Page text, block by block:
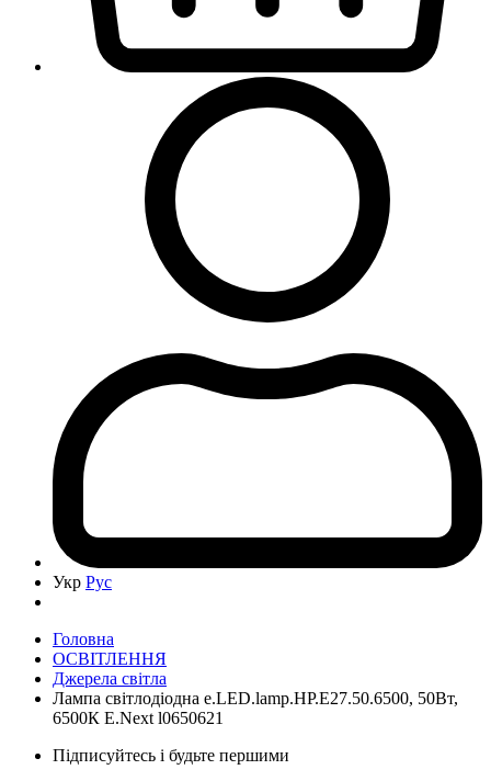
Укр Рус
Головна
ОСВІТЛЕННЯ
Джерела світла
Лампа світлодіодна e.LED.lamp.HP.E27.50.6500, 50Вт,
6500К E.Next l0650621
Підписуйтесь і будьте першими